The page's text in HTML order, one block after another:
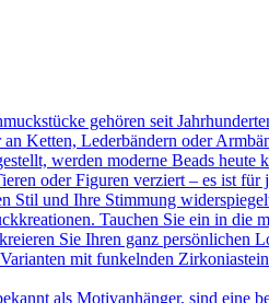
gehören seit
Ketten, Lederbändern oder
werden moderne Beads heute
oder Figuren verziert – es ist für
und Ihre Stimmung
Tauchen Sie ein in die
Sie Ihren ganz persönlichen
mit funkelnden
als Motivanhänger, sind eine